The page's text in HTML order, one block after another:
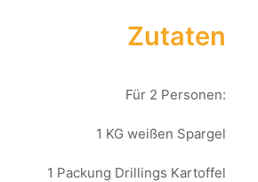
Zutaten
Für 2 Personen:
1 KG weißen Spargel
1 Packung Drillings Kartoffel